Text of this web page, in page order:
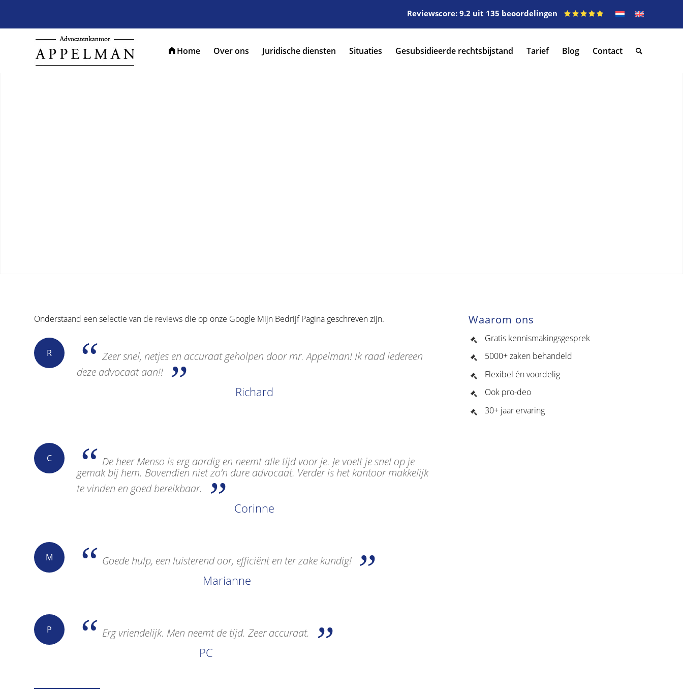
Reviewscore: 9.2 uit 135 beoordelingen
Home Over ons Juridische diensten Situaties Gesubsidieerde rechtsbijstand Tarief Blog Contact
Onderstaand een selectie van de reviews die op onze Google Mijn Bedrijf Pagina geschreven zijn.
R
Zeer snel, netjes en accuraat geholpen door mr. Appelman! Ik raad iedereen
deze advocaat aan!!
Richard
C
De heer Menso is erg aardig en neemt alle tijd voor je. Je voelt je snel op je
gemak bij hem. Bovendien niet zo’n dure advocaat. Verder is het kantoor makkelijk
te vinden en goed bereikbaar.
Corinne
M Goede hulp, een luisterend oor, efficiënt en ter zake kundig!
Marianne
P Erg vriendelijk. Men neemt de tijd. Zeer accuraat.
PC
Waarom ons
Gratis kennismakingsgesprek
5000+ zaken behandeld
Flexibel én voordelig
Ook pro-deo
30+ jaar ervaring